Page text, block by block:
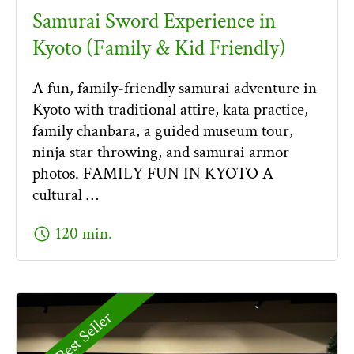
Samurai Sword Experience in
Kyoto (Family & Kid Friendly)
A fun, family-friendly samurai adventure in
Kyoto with traditional attire, kata practice,
family chanbara, a guided museum tour,
ninja star throwing, and samurai armor
photos. FAMILY FUN IN KYOTO A
cultural …
schedule 120 min.
Best Seller